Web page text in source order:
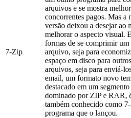
7-Zip
arquivos e se mostra
concorrentes pagos. Mas a
versão deixou a desejar ao
melhorar o aspecto visual.
formas de se comprimir um
arquivo, seja para
espaço em disco para outros
arquivos, seja para enviá-
email, um formato novo
destacado em um segmento
dominado por ZIP e RAR,
também conhecido como
programa que o lançou.